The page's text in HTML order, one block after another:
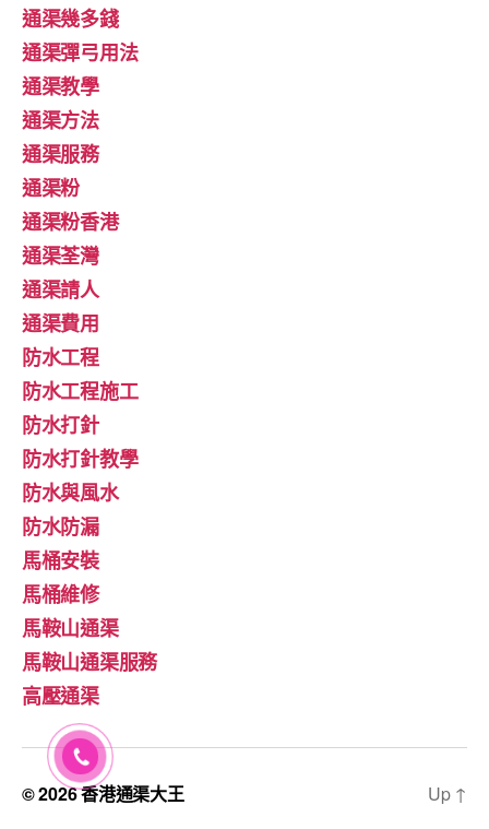
通渠幾多錢
通渠彈弓用法
通渠教學
通渠方法
通渠服務
通渠粉
通渠粉香港
通渠荃灣
通渠請人
通渠費用
防水工程
防水工程施工
防水打針
防水打針教學
防水與風水
防水防漏
馬桶安裝
馬桶維修
馬鞍山通渠
馬鞍山通渠服務
高壓通渠
© 2026香港通渠大王 Up ↑